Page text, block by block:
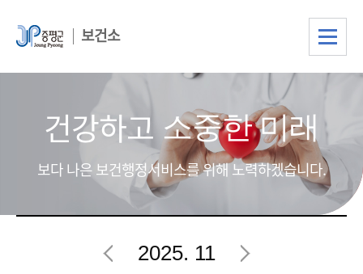
보건소
건강하고 소중한 미래
보다 나은 보건행정서비스를 위해 노력하겠습니다.
2025. 11